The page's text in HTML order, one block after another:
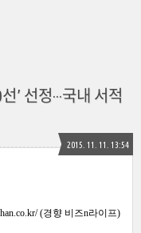
’ 선정···국내 서적
2015. 11. 11. 13:54
(경향 비즈n라이프)